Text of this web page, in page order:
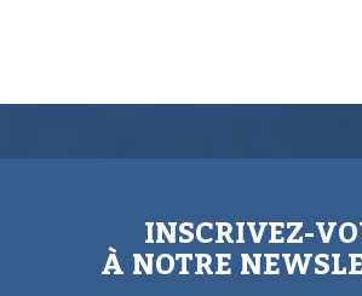
INSCRIVEZ-
À NOTRE